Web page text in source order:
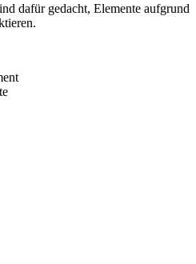
dafür gedacht, Elemente aufgrund